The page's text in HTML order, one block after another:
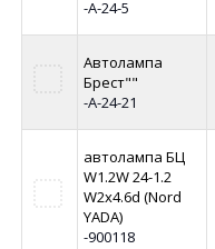
-А-24-5
Автолампа
Брест""
-А-24-21
автолампа БЦ
W1.2W 24-1.2
W2х4.6d (Nord
YADA)
-900118